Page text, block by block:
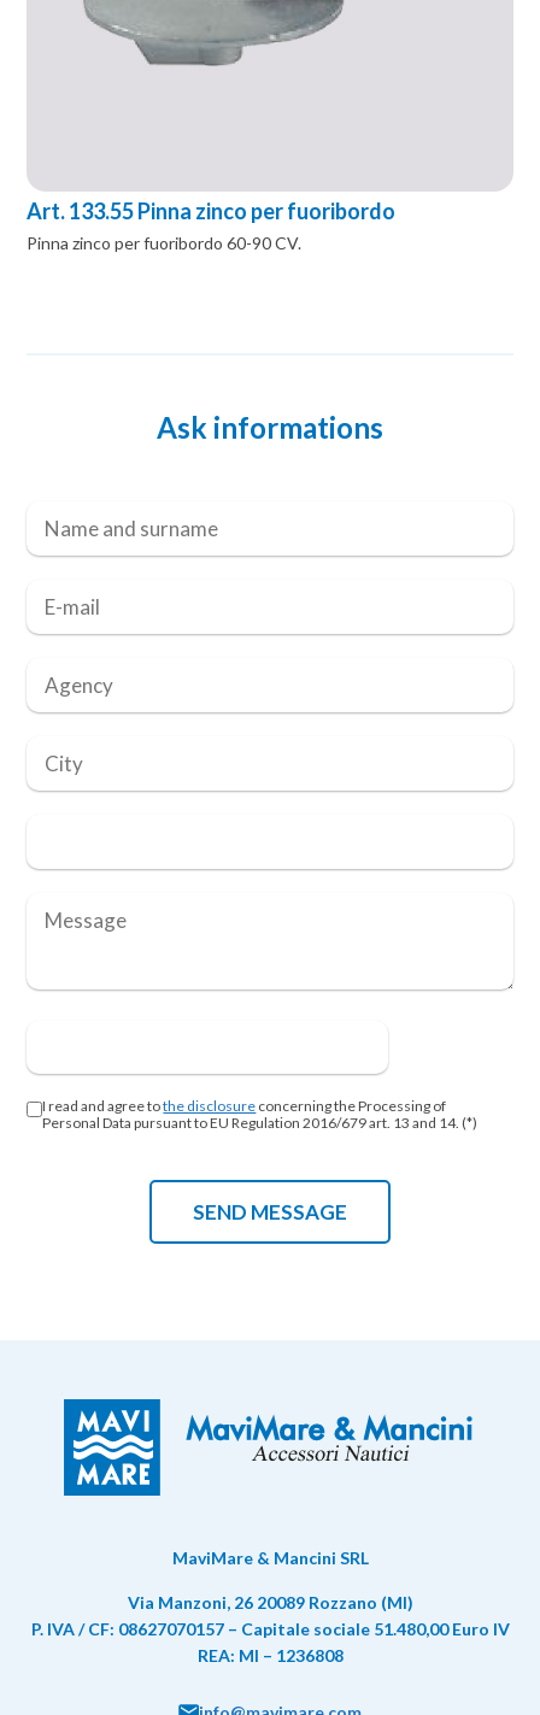
Art. 133.55 Pinna zinco per fuoribordo
Pinna zinco per fuoribordo 60-90 CV.
Ask informations
I read and agree tothe disclosure concerning the Processing of
Personal Data pursuant to EU Regulation 2016/679 art. 13 and 14. (*)
MaviMare & Mancini SRL
Via Manzoni, 26 20089 Rozzano (MI)
P. IVA / CF: 08627070157 – Capitale sociale 51.480,00 Euro IV
REA: MI – 1236808